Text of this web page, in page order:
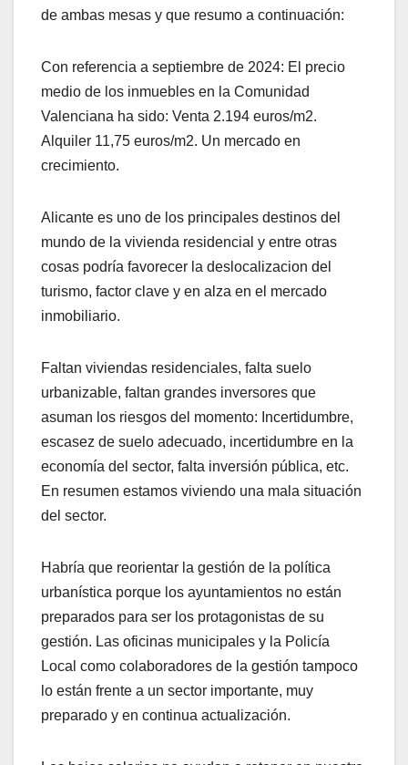
de ambas mesas y que resumo a continuación:
Con referencia a septiembre de 2024: El precio
medio de los inmuebles en la Comunidad
Valenciana ha sido: Venta 2.194 euros/m2.
Alquiler 11,75 euros/m2. Un mercado en
crecimiento.
Alicante es uno de los principales destinos del
mundo de la vivienda residencial y entre otras
cosas podría favorecer la deslocalizacion del
turismo, factor clave y en alza en el mercado
inmobiliario.
Faltan viviendas residenciales, falta suelo
urbanizable, faltan grandes inversores que
asuman los riesgos del momento: Incertidumbre,
escasez de suelo adecuado, incertidumbre en la
economía del sector, falta inversión pública, etc.
En resumen estamos viviendo una mala situación
del sector.
Habría que reorientar la gestión de la política
urbanística porque los ayuntamientos no están
preparados para ser los protagonistas de su
gestión. Las oficinas municipales y la Policía
Local como colaboradores de la gestión tampoco
lo están frente a un sector importante, muy
preparado y en continua actualización.